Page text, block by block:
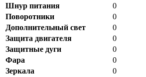
Шнур питания
0
Поворотники
0
Дополнительный свет
0
Защита двигателя
0
Защитные дуги
0
Фара
0
Зеркала
0